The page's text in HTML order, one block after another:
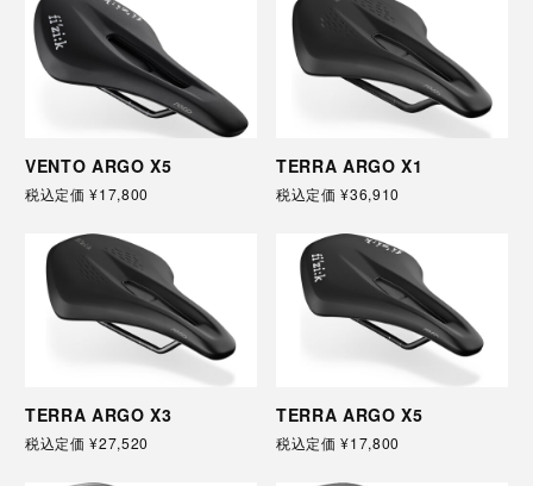
VENTO ARGO X5
税込定価¥17,800
TERRA ARGO X1
税込定価¥36,910
TERRA ARGO X3
税込定価¥27,520
TERRA ARGO X5
税込定価¥17,800